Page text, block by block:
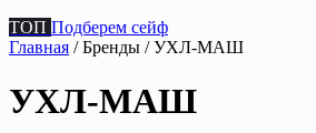
ТОП Подберем сейф
Главная / Бренды / УХЛ-МАШ
УХЛ-МАШ